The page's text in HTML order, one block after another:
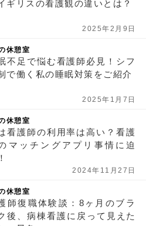
ギリスの看護観の違いとは？
2025年2月9日
休憩室
不足で悩む看護師必見！シフ
で働く私の睡眠対策をご紹介
2025年1月7日
休憩室
看護師の利用率は高い？看護
マッチングアプリ事情に迫
2024年11月27日
休憩室
師復職体験談：8ヶ月のブラ
後、病棟看護に戻って見えた